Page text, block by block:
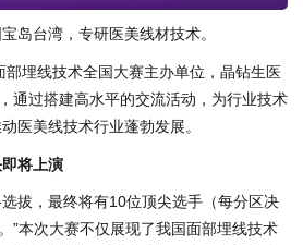
岛台湾，专研医美线材技术。
埋线技术全国大赛主办单位，晶钻生医
通过搭建高水平的交流活动，为行业技术
医美线技术行业蓬勃发展。
将上演
拔，最终将有10位顶尖选手（每分区决
”本次大赛不仅展现了我国面部埋线技术